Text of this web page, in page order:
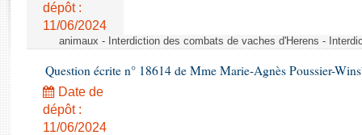
Rapports législatifs
Dossiers législatifs
Budget et sécurité sociale
dépôt :
11/06/2024
animaux - Interdiction des combats de vaches d'Herens -
Question écrite n° 18614 de Mme Marie-Agnès Poussier-
Date de
dépôt :
11/06/2024